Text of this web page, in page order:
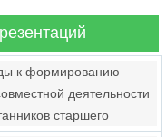
к формированию
деятельности
старшего